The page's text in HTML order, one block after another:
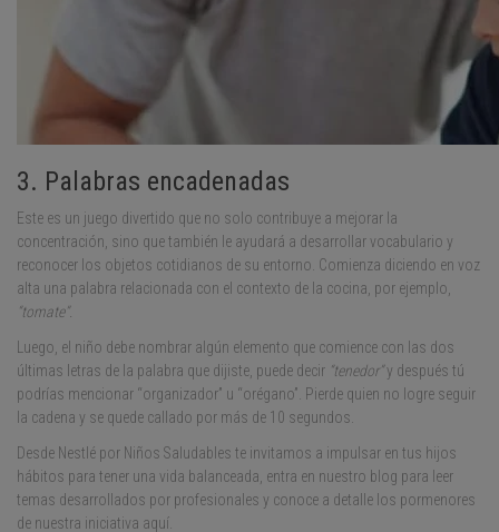
3. Palabras encadenadas
Este es un juego divertido que no solo contribuye a mejorar la
concentración, sino que también le ayudará a desarrollar vocabulario y
reconocer los objetos cotidianos de su entorno. Comienza diciendo en voz
alta una palabra relacionada con el contexto de la cocina, por ejemplo,
“tomate”.
Luego, el niño debe nombrar algún elemento que comience con las dos
últimas letras de la palabra que dijiste, puede decir “tenedor”y después tú
podrías mencionar “organizador” u “orégano”. Pierde quien no logre seguir
la cadena y se quede callado por más de 10 segundos.
Desde Nestlé por Niños Saludables te invitamos a impulsar en tus hijos
hábitos para tener una vida balanceada, entra en nuestro blog para leer
temas desarrollados por profesionales y conoce a detalle los pormenores
de nuestra iniciativa aquí.